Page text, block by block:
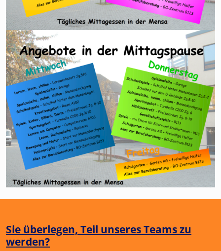
Sie überlegen, Teil unseres Teams zu
werden?